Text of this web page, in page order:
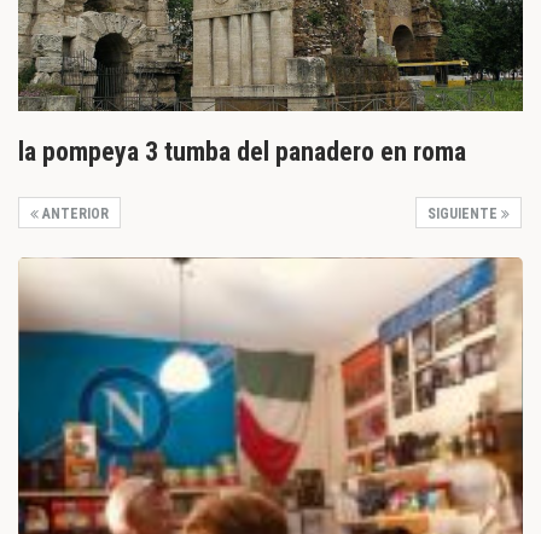
la pompeya 3 tumba del panadero en roma
SIGUIENTE
ANTERIOR